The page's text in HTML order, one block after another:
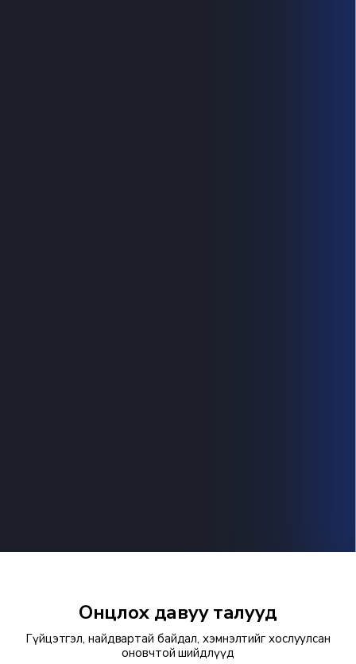
Онцлох давуу талууд
Гүйцэтгэл, найдвартай байдал, хэмнэлтийг хослуулсан
оновчтой шийдлүүд